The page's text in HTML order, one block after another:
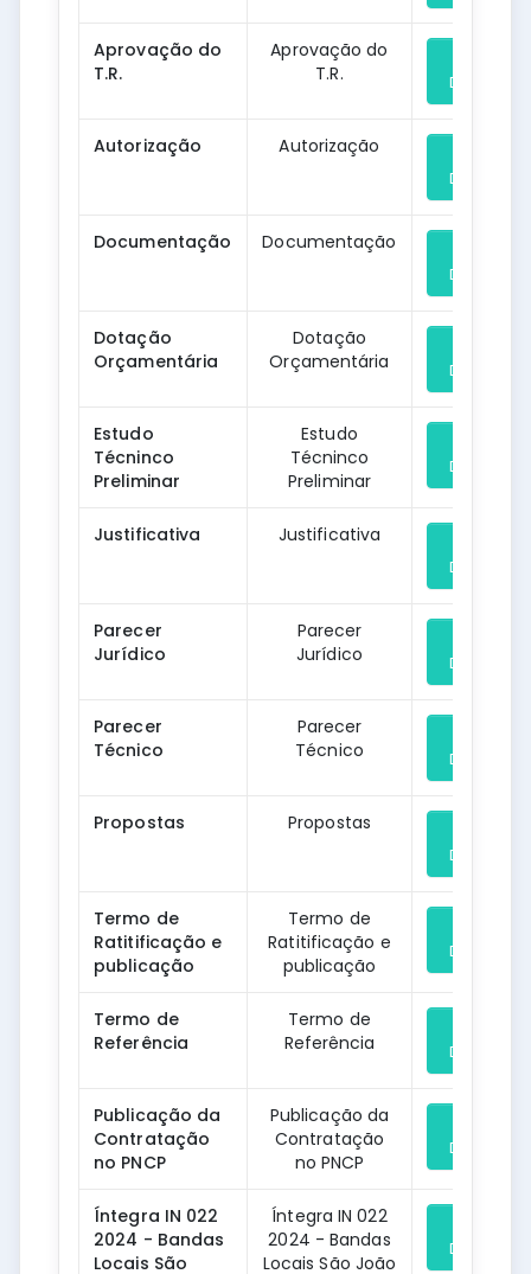
Aprovação do
T.R.
Aprovação do
T.R.
Download
Autorização Autorização
Download
Documentação Documentação
Download
Dotação
Orçamentária
Dotação
Orçamentária
Download
Estudo
Técninco
Preliminar
Estudo
Técninco
Preliminar
Download
Justificativa Justificativa
Download
Parecer
Jurídico
Parecer
Jurídico
Download
Parecer
Técnico
Parecer
Técnico
Download
Propostas Propostas
Download
Termo de
Ratitificação e
publicação
Termo de
Ratitificação e
publicação
Download
Termo de
Referência
Termo de
Referência
Download
Publicação da
Contratação
no PNCP
Publicação da
Contratação
no PNCP
Download
Íntegra IN 022
2024 - Bandas
Locais São
Íntegra IN 022
2024 - Bandas
Locais São João
Download